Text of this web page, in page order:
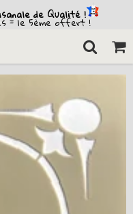
de Qualité !
= le 5ème offert !